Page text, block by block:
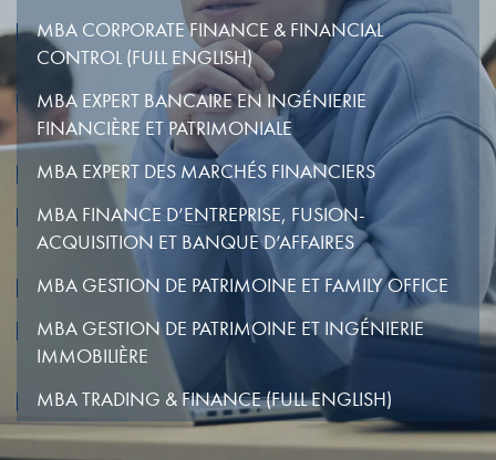
MBA CORPORATE FINANCE & FINANCIAL
CONTROL (FULL ENGLISH)
MBA EXPERT BANCAIRE EN INGÉNIERIE
FINANCIÈRE ET PATRIMONIALE
MBA EXPERT DES MARCHÉS FINANCIERS
MBA FINANCE D’ENTREPRISE, FUSION-
ACQUISITION ET BANQUE D’AFFAIRES
MBA GESTION DE PATRIMOINE ET FAMILY OFFICE
MBA GESTION DE PATRIMOINE ET INGÉNIERIE
IMMOBILIÈRE
MBA TRADING & FINANCE (FULL ENGLISH)